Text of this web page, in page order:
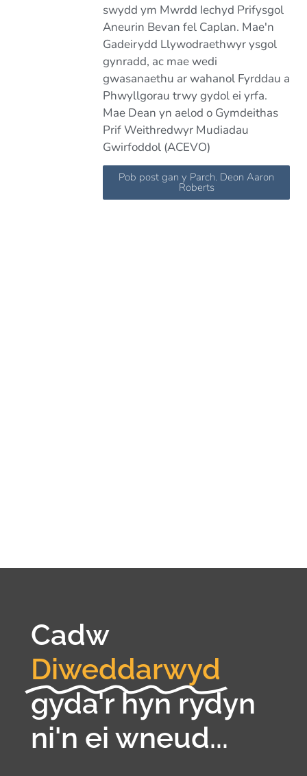
swydd ym Mwrdd Iechyd Prifysgol
Aneurin Bevan fel Caplan. Mae'n
Gadeirydd Llywodraethwyr ysgol
gynradd, ac mae wedi
gwasanaethu ar wahanol Fyrddau a
Phwyllgorau trwy gydol ei yrfa.
Mae Dean yn aelod o Gymdeithas
Prif Weithredwyr Mudiadau
Gwirfoddol (ACEVO)
Pob post gan y Parch. Deon Aaron
Roberts
Cadw
Diweddarwyd
gyda'r hyn rydyn
ni'n ei wneud...